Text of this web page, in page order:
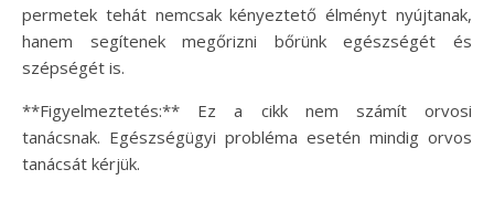
permetek tehát nemcsak kényeztető élményt nyújtanak,
hanem segítenek megőrizni bőrünk egészségét és
szépségét is.
**Figyelmeztetés:** Ez a cikk nem számít orvosi
tanácsnak. Egészségügyi probléma esetén mindig orvos
tanácsát kérjük.